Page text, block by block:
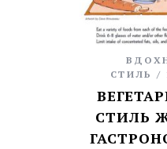
СТИЛЬ
СТИЛЬ